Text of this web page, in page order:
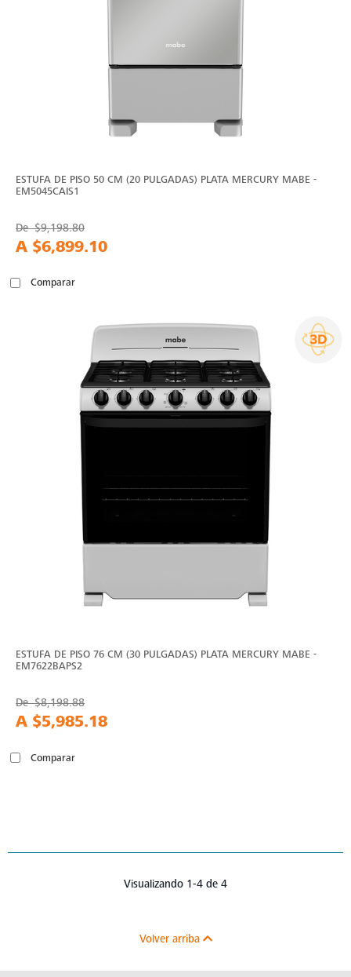
ESTUFA DE PISO 50 CM (20 PULGADAS) PLATA MERCURY MABE -
EM5045CAIS1
De$9,198.80
A $6,899.10
Comparar
ESTUFA DE PISO 76 CM (30 PULGADAS) PLATA MERCURY MABE -
EM7622BAPS2
De$8,198.88
A $5,985.18
Comparar
Visualizando 1-4 de 4
Volver arriba